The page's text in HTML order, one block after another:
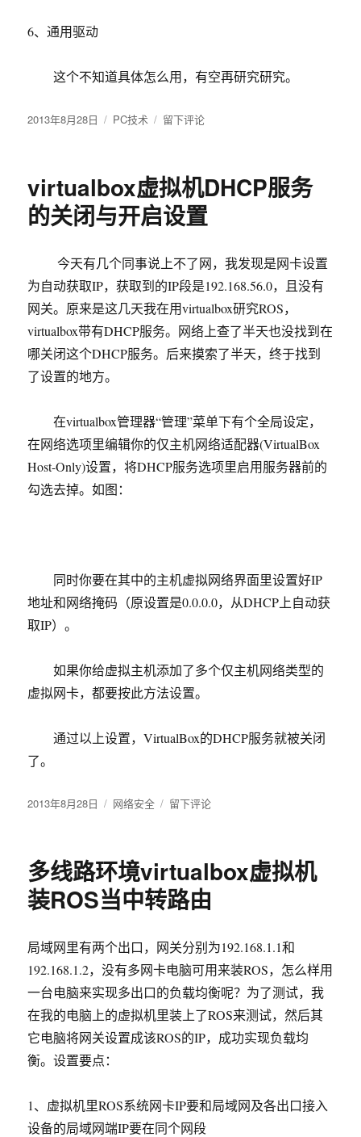
6、通用驱动
这个不知道具体怎么用，有空再研究研究。
发
2013年8月28日
分
PC技术
于
设
置
详
留下评论
virtualbox虚拟机DHCP服务
的关闭与开启设置
今天有几个同事说上不了网，我发现是网卡设置
为自动获取IP，获取到的IP段是192.168.56.0，且没有
网关。原来是这几天我在用virtualbox研究ROS，
virtualbox带有DHCP服务。网络上查了半天也没找到在
哪关闭这个DHCP服务。后来摸索了半天，终于找到
了设置的地方。
在virtualbox管理器“管理”菜单下有个全局设定，
在网络选项里编辑你的仅主机网络适配器(VirtualBox
Host-Only)设置，将DHCP服务选项里启用服务器前的
勾选去掉。如图：
同时你要在其中的主机虚拟网络界面里设置好IP
地址和网络掩码（原设置是0.0.0.0，从DHCP上自动获
取IP）。
如果你给虚拟主机添加了多个仅主机网络类型的
虚拟网卡，都要按此方法设置。
通过以上设置，VirtualBox的DHCP服务就被关闭
了。
发
2013年8月28日
分
网络安全
于
机
DHCP
服
的
关
闭
与
开
启
设
留下评论
多线路环境virtualbox虚拟机
装ROS当中转路由
局域网里有两个出口，网关分别为192.168.1.1和
192.168.1.2，没有多网卡电脑可用来装ROS，怎么样用
一台电脑来实现多出口的负载均衡呢？为了测试，我
在我的电脑上的虚拟机里装上了ROS来测试，然后其
它电脑将网关设置成该ROS的IP，成功实现负载均
衡。设置要点：
1、虚拟机里ROS系统网卡IP要和局域网及各出口接入
设备的局域网端IP要在同个网段